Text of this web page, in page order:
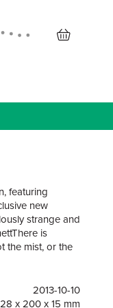
featuring
new
strange and
is
the mist, or the
of danger that
in the
eyes and
2013-10-10
x 200 x 15 mm